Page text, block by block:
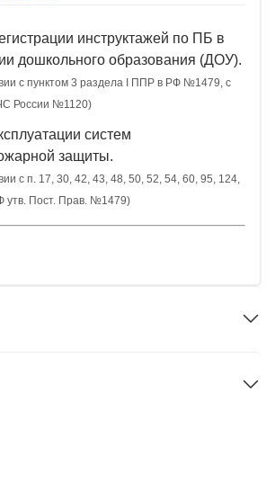
инструктажей по ПБ в
дошкольного образования (ДОУ).
с пунктом 3 раздела I ППР в РФ №1479, с
России №1120)
систем
защиты.
с п. 17, 30, 42, 43, 48, 50, 52, 54, 60, 95, 124,
утв. Пост. Прав. №1479)